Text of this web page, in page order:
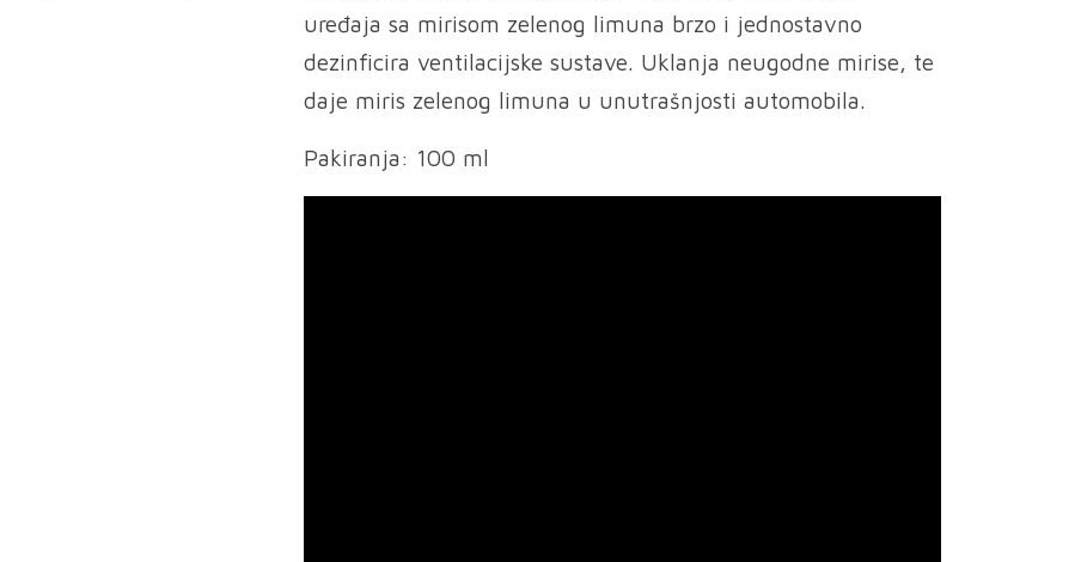
uređaja sa mirisom zelenog limuna brzo i jednostavno
dezinficira ventilacijske sustave. Uklanja neugodne mirise, te
daje miris zelenog limuna u unutrašnjosti automobila.
Pakiranja: 100 ml